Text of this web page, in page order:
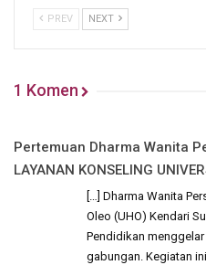
PREV NEXT
1 Komen
Pertemuan Dharma Wanita
LAYANAN KONSELING
[…] Dharma Wanita
Oleo (UHO) Kendari
Pendidikan
gabungan. Kegiatan